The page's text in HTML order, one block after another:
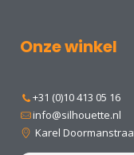
Onze winkel
+31 (0)10 413 05 16
info@silhouette.nl
Karel